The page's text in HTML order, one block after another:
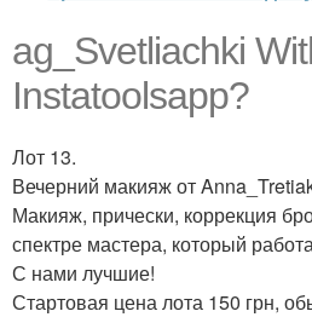
ag_Svetliachki
Instatoolsapp?
Лот 13.
Вечерний макияж от
Макияж, прически, коррекция
спектре мастера, который
С нами лучшие!
Стартовая цена лота 150 грн,